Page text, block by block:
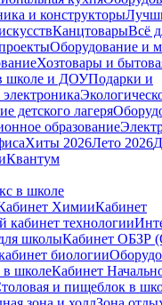
и конструкторы
КанцтоварыВсё
Оборудование и
Хозтовары и
школе и ДОУПодарки и
детского лагеря
образование
Хиты 2026Лето 2026
Квантум
в школе
ХимииКабинет
кабинет технологии
школыКабинет ОБЗР
биологии
в школеКабинет
и пищеблок в